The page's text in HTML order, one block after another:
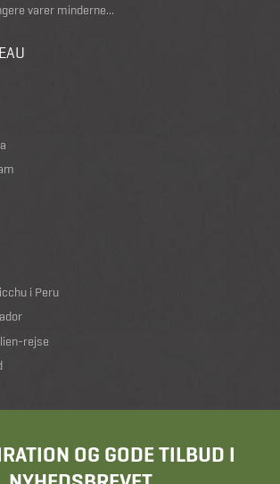
varer minderne...
i Peru
rejse
OG GODE TILBUD I